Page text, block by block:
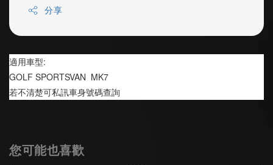
分享
適用車型:
GOLF SPORTSVAN  MK7
若不清楚可私訊車身號碼查詢
您可能也喜歡